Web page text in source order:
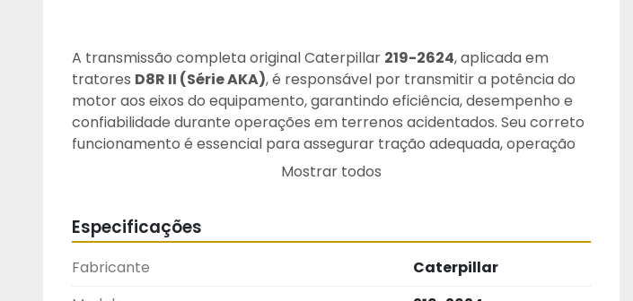
A transmissão completa original Caterpillar 219-2624, aplicada em
tratores D8R II (Série AKA), é responsável por transmitir a potência do
motor aos eixos do equipamento, garantindo eficiência, desempenho e
confiabilidade durante operações em terrenos acidentados. Seu correto
funcionamento é essencial para assegurar tração adequada, operação
estável e manutenção da performance do trator.
resistência a condições severas de trabalho, suportando cargas pesadas
do equipamento, assegurando desempenho seguro e vida útil
prolongada conforme as especificações do fabricante.
Mostrar todos
Especificações
Fabricante
Caterpillar